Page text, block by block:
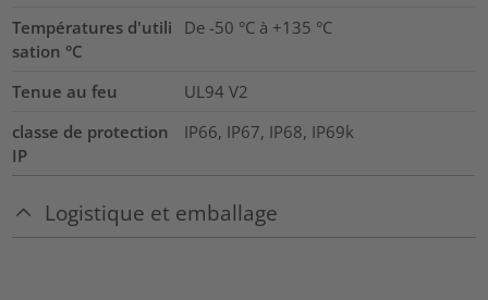
Températures d'utili
sation °C
De -50 °C à +135 °C
Tenue au feu
UL94 V2
classe de protection
IP
IP66, IP67, IP68, IP69k
Logistique et emballage